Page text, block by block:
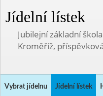
Jídelní lístek
Jubilejní základní
Kroměříž,
Vybrat jídelnu Jídelní lístek